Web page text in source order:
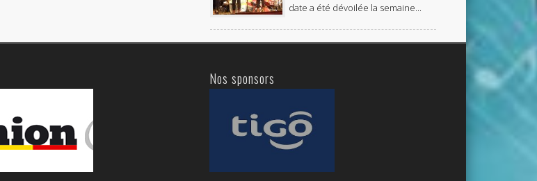
date a été dévoilée la semaine...
Nos sponsors